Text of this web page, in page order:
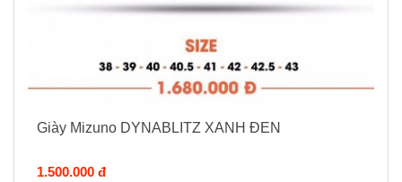
Giày Mizuno DYNABLITZ XANH ĐEN
1.500.000 đ